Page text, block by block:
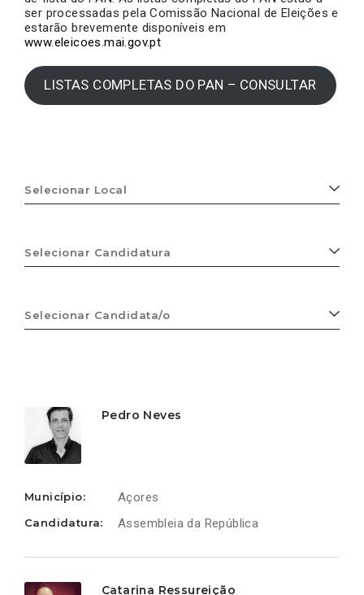
ser processadas pela Comissão Nacional de Eleições e
estarão brevemente disponíveis em
www.eleicoes.mai.gov.pt
LISTAS COMPLETAS DO PAN – CONSULTAR
Selecionar
Local
Selecionar
Candidatura
Selecionar
Candidata/o
Pedro Neves
Município: Açores
Candidatura: Assembleia da República
Catarina Ressureição